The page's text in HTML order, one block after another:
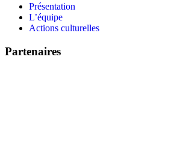
Présentation
L’équipe
Actions culturelles
Partenaires